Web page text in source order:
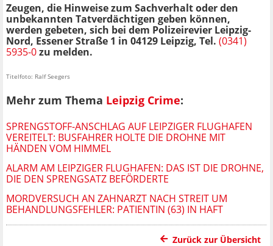
Zeugen, die Hinweise zum Sachverhalt oder den
unbekannten Tatverdächtigen geben können,
werden gebeten, sich bei dem Polizeirevier Leipzig-
Nord, Essener Straße 1 in 04129 Leipzig, Tel. (0341)
5935-0zu melden.
Titelfoto: Ralf Seegers
Mehr zum Thema Leipzig Crime:
SPRENGSTOFF-ANSCHLAG AUF LEIPZIGER FLUGHAFEN
VEREITELT: BUSFAHRER HOLTE DIE DROHNE MIT
HÄNDEN VOM HIMMEL
ALARM AM LEIPZIGER FLUGHAFEN: DAS IST DIE DROHNE,
DIE DEN SPRENGSATZ BEFÖRDERTE
MORDVERSUCH AN ZAHNARZT NACH STREIT UM
BEHANDLUNGSFEHLER: PATIENTIN (63) IN HAFT
Zurück zur Übersicht